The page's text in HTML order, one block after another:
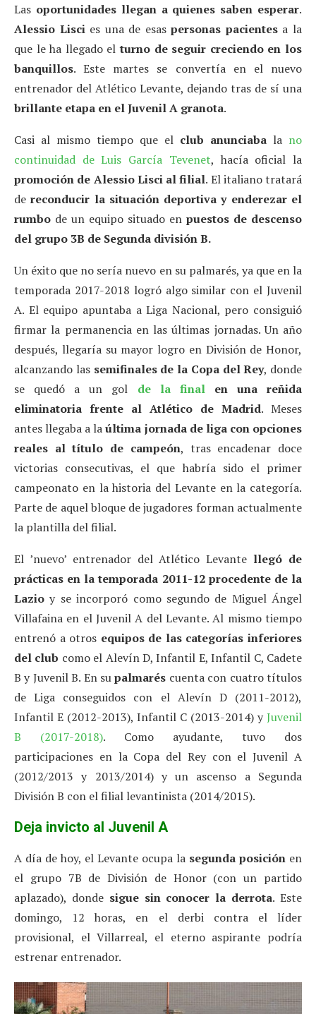
Las oportunidades llegan a quienes saben esperar.
Alessio Liscies una de esaspersonas pacientes a la
que le ha llegado el turno de seguir creciendo en los
banquillos. Este martes se convertía en el nuevo
entrenador del Atlético Levante, dejando tras de sí una
brillante etapa en el Juvenil A granota.
Casi al mismo tiempo que el club anunciaba la no
continuidad de Luis García Tevenet, hacía oficial la
promoción de Alessio Lisci al filial. El italiano tratará
dereconducir la situación deportiva y enderezar el
rumbo de un equipo situado en puestos de descenso
del grupo 3B de Segunda división B.
Un éxito que no sería nuevo en su palmarés, ya que en la
temporada 2017-2018 logró algo similar con el Juvenil
A. El equipo apuntaba a Liga Nacional, pero consiguió
firmar la permanencia en las últimas jornadas. Un año
después, llegaría su mayor logro en División de Honor,
alcanzando las semifinales de la Copa del Rey, donde
se quedó a un gol de la finalen una reñida
eliminatoria frente al Atlético de Madrid. Meses
antes llegaba a laúltima jornada de liga con opciones
reales al título de campeón, tras encadenar doce
victorias consecutivas, el que habría sido el primer
campeonato en la historia del Levante en la categoría.
Parte de aquel bloque de jugadores forman actualmente
la plantilla del filial.
El ’nuevo’ entrenador del Atlético Levante llegó de
prácticas en la temporada 2011-12 procedente de la
Lazioy se incorporó como segundo de Miguel Ángel
Villafaina en el Juvenil A del Levante. Al mismo tiempo
entrenó a otros equipos de las categorías inferiores
del club como el Alevín D, Infantil E, Infantil C, Cadete
B y Juvenil B. En supalmarés cuenta con cuatro títulos
de Liga conseguidos con el Alevín D (2011-2012),
Infantil E (2012-2013), Infantil C (2013-2014) yJuvenil
B (2017-2018). Como ayudante, tuvo dos
participaciones en la Copa del Rey con el Juvenil A
(2012/2013 y 2013/2014) y un ascenso a Segunda
División B con el filial levantinista (2014/2015).
Deja invicto al Juvenil A
A día de hoy, el Levante ocupa la segunda posición en
el grupo 7B de División de Honor (con un partido
aplazado), donde sigue sin conocer la derrota. Este
domingo, 12 horas, en el derbi contra el líder
provisional, el Villarreal, el eterno aspirante podría
estrenar entrenador.